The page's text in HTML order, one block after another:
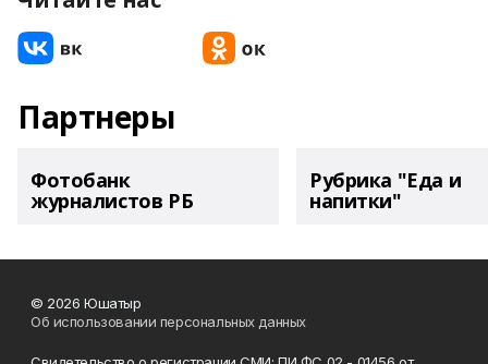
Партнеры
Фотобанк
журналистов РБ
Рубрика "Еда и
напитки"
© 2026 Юшатыр
Об использовании персональных данных